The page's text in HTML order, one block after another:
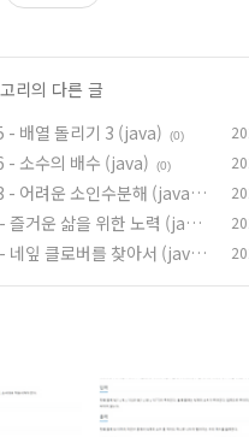
리의 다른 글
- 배열 돌리기 3 (java)
(0)
- 소수의 배수 (java) (0)
- 어려운 소인수분해 (java)
거운 삶을 위한 노력 (java)
네잎 클로버를 찾아서 (java)